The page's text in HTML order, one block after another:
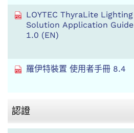
LOYTEC ThyraLite Lighting
Solution Application Guide
1.0 (EN)
羅伊特裝置 使用者手冊 8.4
認證